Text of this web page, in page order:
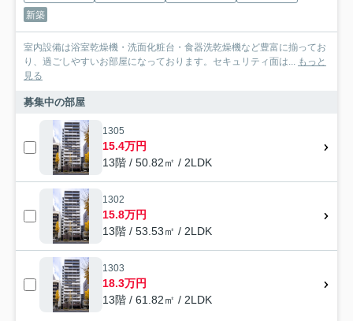
新築
室内設備は浴室乾燥機・洗面化粧台・食器洗乾燥機など豊富に揃ってお
り、過ごしやすいお部屋になっております。セキュリティ面は... もっと
見る
募集中の部屋
1305
15.4万円
13階 / 50.82㎡ / 2LDK
1302
15.8万円
13階 / 53.53㎡ / 2LDK
1303
18.3万円
13階 / 61.82㎡ / 2LDK